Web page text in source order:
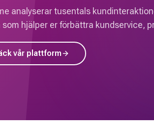
analyserar tusentals
som hjälper er förbättra kundservice,
vår plattform